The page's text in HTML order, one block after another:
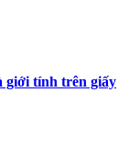
giới tính trên giấy